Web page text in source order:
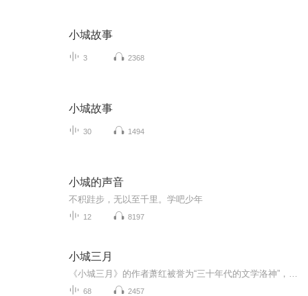
小城故事
3 2368
小城故事
30 1494
小城的声音
不积跬步，无以至千里。学吧少年
12 8197
小城三月
68 2457